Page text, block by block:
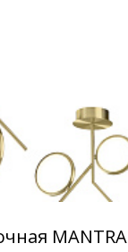
MANTRA